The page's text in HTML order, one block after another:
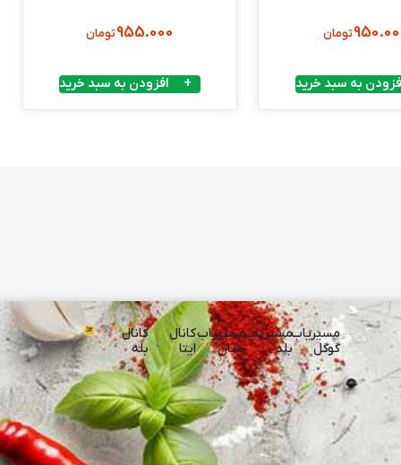
تومان
به سبد خرید
955.000تومان
افزودن به سبد خرید
مسیریاب
گوگل
مسیریاب
بلد
مسیریاب
نشان
کانال
ایتا
کانال
بله